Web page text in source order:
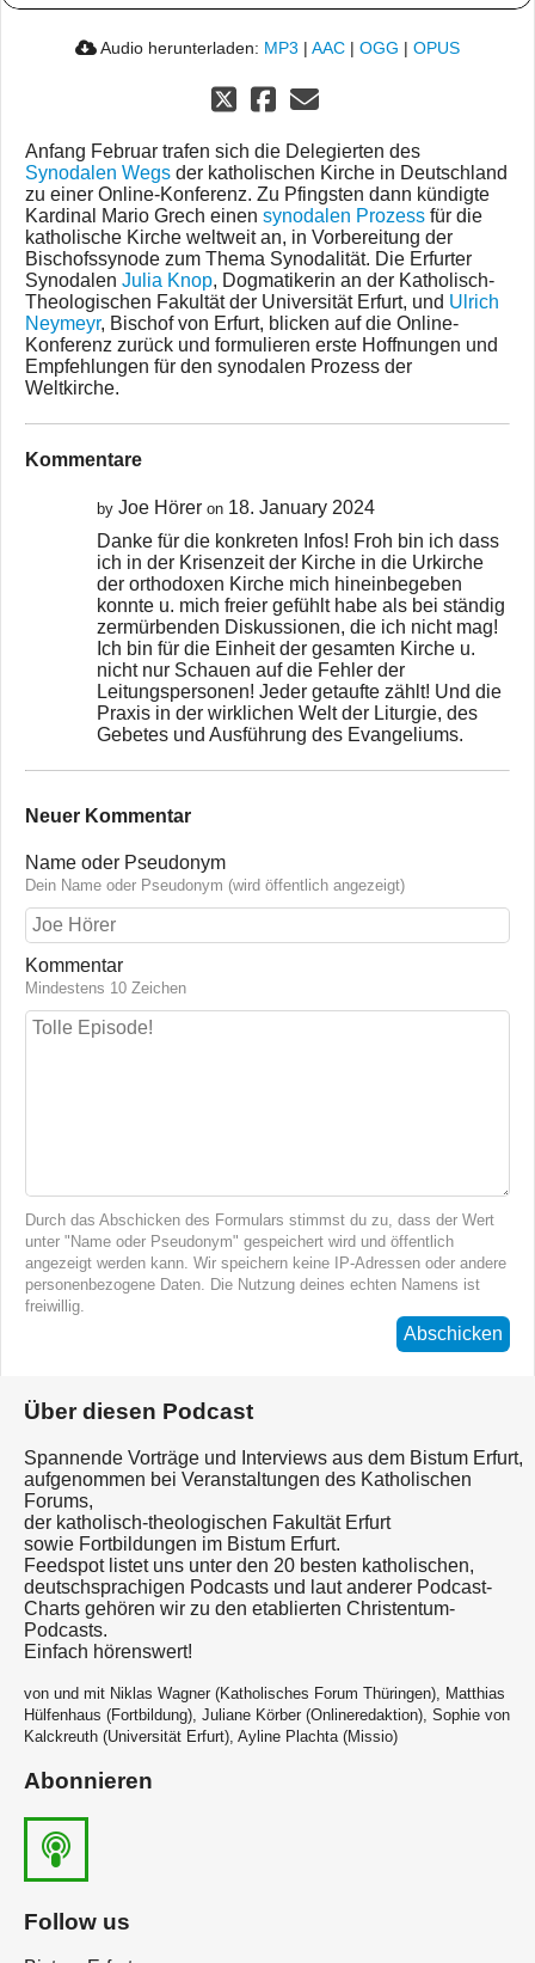
Audio herunterladen: MP3 | AAC | OGG | OPUS
Anfang Februar trafen sich die Delegierten des
Synodalen Wegs der katholischen Kirche in Deutschland
zu einer Online-Konferenz. Zu Pfingsten dann kündigte
Kardinal Mario Grech einen synodalen Prozess für die
katholische Kirche weltweit an, in Vorbereitung der
Bischofssynode zum Thema Synodalität. Die Erfurter
Synodalen Julia Knop, Dogmatikerin an der Katholisch-
Theologischen Fakultät der Universität Erfurt, und Ulrich
Neymeyr, Bischof von Erfurt, blicken auf die Online-
Konferenz zurück und formulieren erste Hoffnungen und
Empfehlungen für den synodalen Prozess der
Weltkirche.
Kommentare
by Joe Hörer on 18. January 2024
Danke für die konkreten Infos! Froh bin ich dass
ich in der Krisenzeit der Kirche in die Urkirche
der orthodoxen Kirche mich hineinbegeben
konnte u. mich freier gefühlt habe als bei ständig
zermürbenden Diskussionen, die ich nicht mag!
Ich bin für die Einheit der gesamten Kirche u.
nicht nur Schauen auf die Fehler der
Leitungspersonen! Jeder getaufte zählt! Und die
Praxis in der wirklichen Welt der Liturgie, des
Gebetes und Ausführung des Evangeliums.
Neuer Kommentar
Name oder Pseudonym
Dein Name oder Pseudonym (wird öffentlich angezeigt)
Kommentar
Mindestens 10 Zeichen
Durch das Abschicken des Formulars stimmst du zu, dass der Wert
unter "Name oder Pseudonym" gespeichert wird und öffentlich
angezeigt werden kann. Wir speichern keine IP-Adressen oder andere
personenbezogene Daten. Die Nutzung deines echten Namens ist
freiwillig.
Abschicken
Über diesen Podcast
Spannende Vorträge und Interviews aus dem Bistum Erfurt,
aufgenommen bei Veranstaltungen des Katholischen
Forums,
der katholisch-theologischen Fakultät Erfurt
sowie Fortbildungen im Bistum Erfurt.
Feedspot listet uns unter den 20 besten katholischen,
deutschsprachigen Podcasts und laut anderer Podcast-
Charts gehören wir zu den etablierten Christentum-
Podcasts.
Einfach hörenswert!
von und mit Niklas Wagner (Katholisches Forum Thüringen), Matthias
Hülfenhaus (Fortbildung), Juliane Körber (Onlineredaktion), Sophie von
Kalckreuth (Universität Erfurt), Ayline Plachta (Missio)
Abonnieren
Follow us